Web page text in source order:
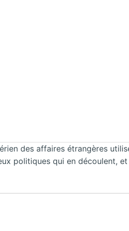
des affaires étrangères
politiques qui en découlent,